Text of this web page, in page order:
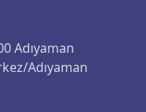
Adıyaman
Adıyaman